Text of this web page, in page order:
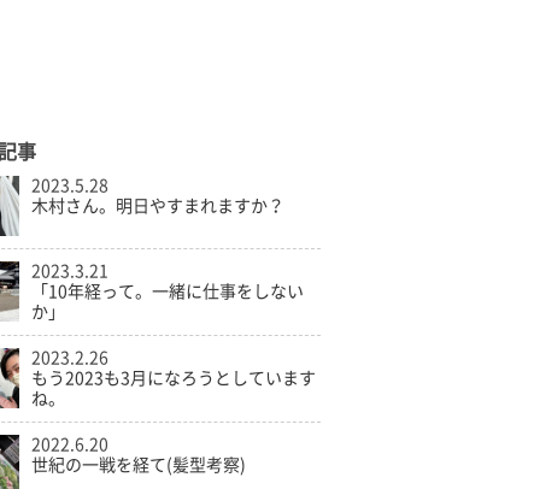
事
2023.5.28
木村さん。明日やすまれますか？
2023.3.21
「10年経って。一緒に仕事をしない
か」
2023.2.26
もう2023も3月になろうとしています
ね。
2022.6.20
世紀の一戦を経て(髪型考察)